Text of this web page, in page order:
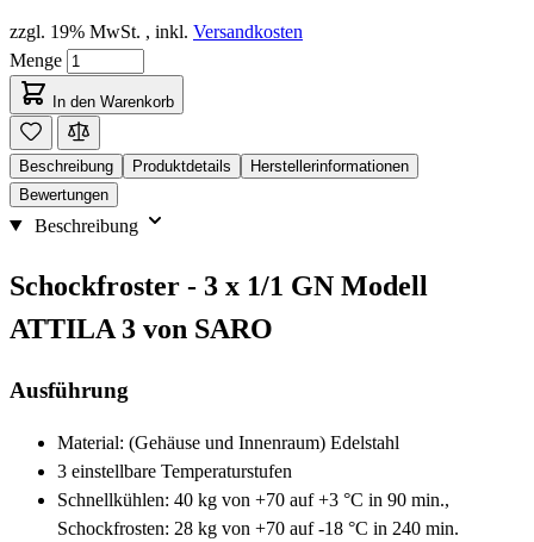
zzgl. 19% MwSt. , inkl. Versandkosten
Menge
In den Warenkorb
Beschreibung Produktdetails
Herstellerinformationen
Bewertungen
Beschreibung
Schockfroster - 3 x 1/1 GN Modell
ATTILA 3 von SARO
Ausführung
Material: (Gehäuse und Innenraum) Edelstahl
3 einstellbare Temperaturstufen
Schnellkühlen: 40 kg von +70 auf +3 °C in 90 min.,
Schockfrosten: 28 kg von +70 auf -18 °C in 240 min.